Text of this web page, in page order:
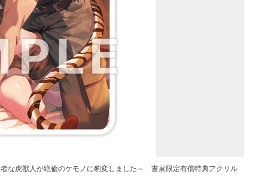
な虎獣人が絶倫のケモノに豹変しました～ 書泉限定有償特典アクリル